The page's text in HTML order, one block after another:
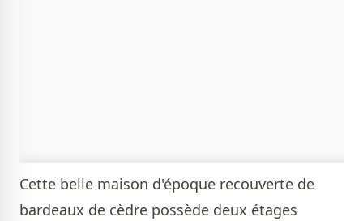
Cette belle maison d'époque recouverte de
bardeaux de cèdre possède deux étages